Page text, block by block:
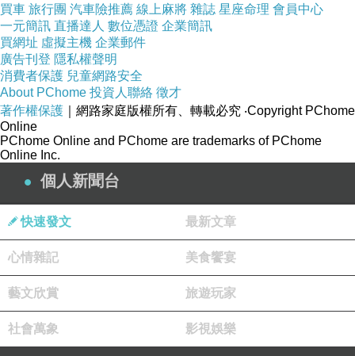
*
上一篇：Happy Moon Festival 中秋快樂 !
下一篇：逆風中的青春~ 世界中の誰よりきっと
買車 旅行團 汽車險推薦 線上麻將 雜誌 星座命理 會員中心
一元簡訊 直播達人 數位憑證 企業簡訊
買網址 虛擬主機 企業郵件
廣告刊登 隱私權聲明
消費者保護 兒童網路安全
About PChome 投資人聯絡 徵才
著作權保護 ｜網路家庭版權所有、轉載必究 ‧Copyright PChome
Online
PChome Online and PChome are trademarks of PChome
Online Inc.
個人新聞台
快速發文 最新文章
心情雜記 美食饗宴
藝文欣賞 旅遊玩家
社會萬象 影視娛樂